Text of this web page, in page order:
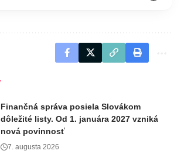
Finančná správa posiela Slovákom
dôležité listy. Od 1. januára 2027 vzniká
nová povinnosť
7. augusta 2026